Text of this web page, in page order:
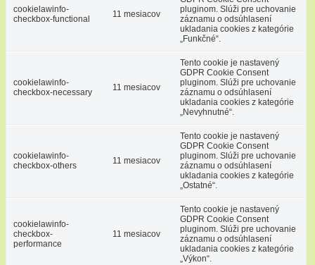
cookielawinfo-
checkbox-functional
11 mesiacov
pluginom. Slúži pre uchovanie
záznamu o odsúhlasení
ukladania cookies z kategórie
„Funkčné“.
cookielawinfo-
checkbox-necessary
11 mesiacov
Tento cookie je nastavený
GDPR Cookie Consent
pluginom. Slúži pre uchovanie
záznamu o odsúhlasení
ukladania cookies z kategórie
„Nevyhnutné“.
cookielawinfo-
checkbox-others
11 mesiacov
Tento cookie je nastavený
GDPR Cookie Consent
pluginom. Slúži pre uchovanie
záznamu o odsúhlasení
ukladania cookies z kategórie
„Ostatné“.
cookielawinfo-
checkbox-
performance
11 mesiacov
Tento cookie je nastavený
GDPR Cookie Consent
pluginom. Slúži pre uchovanie
záznamu o odsúhlasení
ukladania cookies z kategórie
„Výkon“.